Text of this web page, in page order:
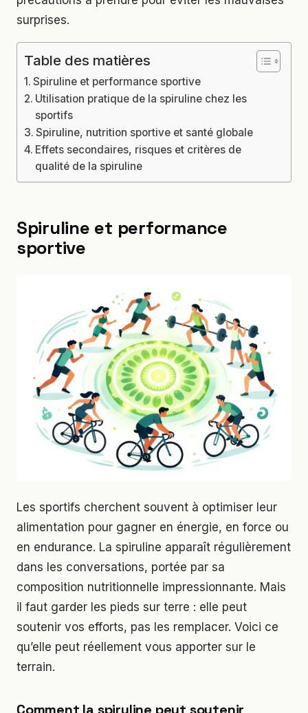
surprises.
Table des matières
Spiruline et performance sportive
Utilisation pratique de la spiruline chez les
sportifs
Spiruline, nutrition sportive et santé globale
Effets secondaires, risques et critères de
qualité de la spiruline
Spiruline et performance
sportive
Les sportifs cherchent souvent à optimiser leur
alimentation pour gagner en énergie, en force ou
en endurance. La spiruline apparaît régulièrement
dans les conversations, portée par sa
composition nutritionnelle impressionnante. Mais
il faut garder les pieds sur terre : elle peut
soutenir vos efforts, pas les remplacer. Voici ce
qu’elle peut réellement vous apporter sur le
terrain.